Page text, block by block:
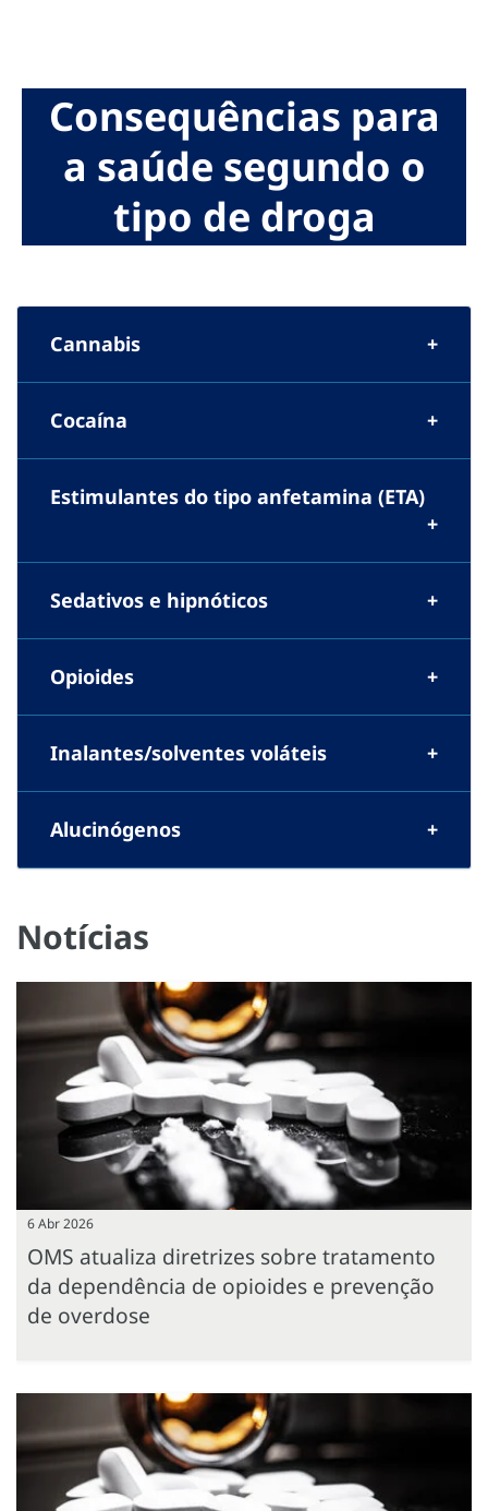
Consequências para
a saúde segundo o
tipo de droga
Cannabis
Cocaína
Estimulantes do tipo anfetamina (ETA)
Sedativos e hipnóticos
Opioides
Inalantes/solventes voláteis
Alucinógenos
Notícias
6 Abr 2026
OMS atualiza diretrizes sobre tratamento
da dependência de opioides e prevenção
de overdose